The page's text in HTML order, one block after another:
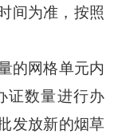
间为准，按照
的网格单元内
证数量进行办
发放新的烟草